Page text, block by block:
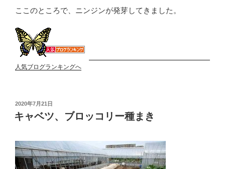
ここのところで、ニンジンが発芽してきました。
人気ブログランキングへ
投
稿
日:
2020年7月21日
キャベツ、ブロッコリー種まき